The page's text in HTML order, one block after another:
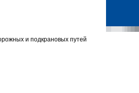
и подкрановых путей